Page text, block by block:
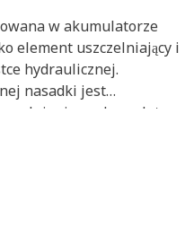
w akumulatorze
element uszczelniający i
hydraulicznej.
nasadki jest
w akumulatorze
w wewnętrzny
elementu